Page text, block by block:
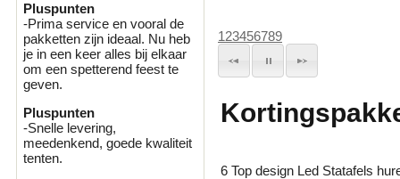
Pluspunten
-Prima service en vooral de
pakketten zijn ideaal. Nu heb
je in een keer alles bij elkaar
om een spetterend feest te
geven.
Pluspunten
-Snelle levering,
meedenkend, goede kwaliteit
tenten.
123456789
6 Top design Led Statafels